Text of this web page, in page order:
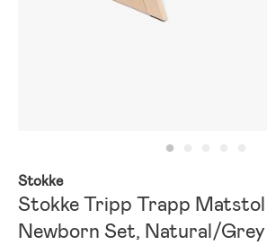
Stokke
Stokke Tripp Trapp Matstol
Newborn Set, Natural/Grey